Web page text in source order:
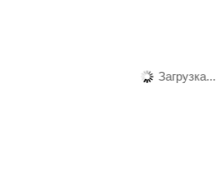
Загрузка...